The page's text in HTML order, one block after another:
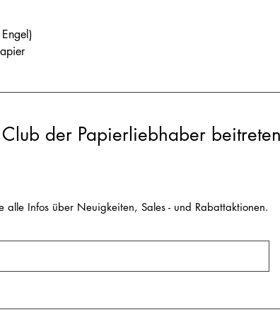
der Papierliebhaber beitreten
alle Infos über Neuigkeiten, Sales - und Rabattaktionen.